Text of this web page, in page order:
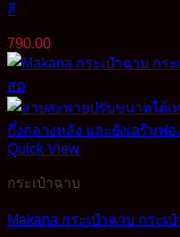
สี
790.00
Quick View
กระเป๋าฉาบ
Makana กระเป๋าฉาบ กระเ